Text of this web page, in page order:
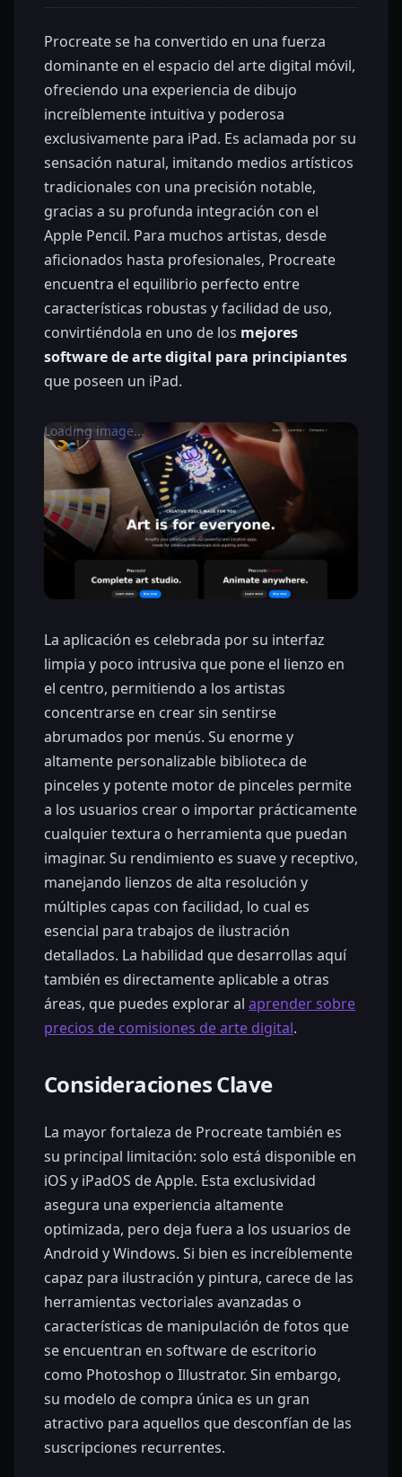
Procreate se ha convertido en una fuerza
dominante en el espacio del arte digital móvil,
ofreciendo una experiencia de dibujo
increíblemente intuitiva y poderosa
exclusivamente para iPad. Es aclamada por su
sensación natural, imitando medios artísticos
tradicionales con una precisión notable,
gracias a su profunda integración con el
Apple Pencil. Para muchos artistas, desde
aficionados hasta profesionales, Procreate
encuentra el equilibrio perfecto entre
características robustas y facilidad de uso,
convirtiéndola en uno de los mejores
software de arte digital para principiantes
que poseen un iPad.
Loading image...
La aplicación es celebrada por su interfaz
limpia y poco intrusiva que pone el lienzo en
el centro, permitiendo a los artistas
concentrarse en crear sin sentirse
abrumados por menús. Su enorme y
altamente personalizable biblioteca de
pinceles y potente motor de pinceles permite
a los usuarios crear o importar prácticamente
cualquier textura o herramienta que puedan
imaginar. Su rendimiento es suave y receptivo,
manejando lienzos de alta resolución y
múltiples capas con facilidad, lo cual es
esencial para trabajos de ilustración
detallados. La habilidad que desarrollas aquí
también es directamente aplicable a otras
áreas, que puedes explorar al aprender sobre
precios de comisiones de arte digital.
Consideraciones Clave
La mayor fortaleza de Procreate también es
su principal limitación: solo está disponible en
iOS y iPadOS de Apple. Esta exclusividad
asegura una experiencia altamente
optimizada, pero deja fuera a los usuarios de
Android y Windows. Si bien es increíblemente
capaz para ilustración y pintura, carece de las
herramientas vectoriales avanzadas o
características de manipulación de fotos que
se encuentran en software de escritorio
como Photoshop o Illustrator. Sin embargo,
su modelo de compra única es un gran
atractivo para aquellos que desconfían de las
suscripciones recurrentes.